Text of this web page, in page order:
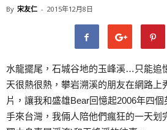
By 宋友仁 - 2015年12月8日
水龍擺尾，石城谷地的玉峰溪…只能追
天很熱很熱，攀岩溯溪的朋友在網路上
片，讓我和盛雄Bear回憶起2006年四
手來台灣，我倆人陪他們瘋狂的一天划